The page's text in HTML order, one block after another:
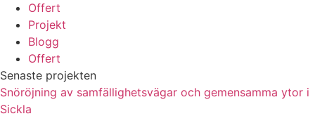
Offert
Projekt
Blogg
Offert
Senaste projekten
Snöröjning av samfällighetsvägar och gemensamma ytor i
Sickla